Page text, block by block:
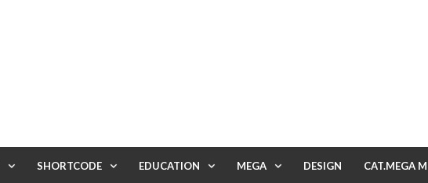
SHORTCODE EDUCATION MEGA DESIGN CAT.MEGA